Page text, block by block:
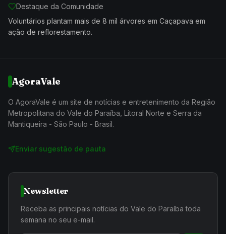
Destaque da Comunidade
Voluntários plantam mais de 8 mil árvores em Caçapava em
ação de reflorestamento.
AgoraVale
O AgoraVale é um site de notícias e entretenimento da Região
Metropolitana do Vale do Paraíba, Litoral Norte e Serra da
Mantiqueira - São Paulo - Brasil.
Enviar sugestão de pauta
Newsletter
Receba as principais notícias do Vale do Paraíba toda
semana no seu e-mail.